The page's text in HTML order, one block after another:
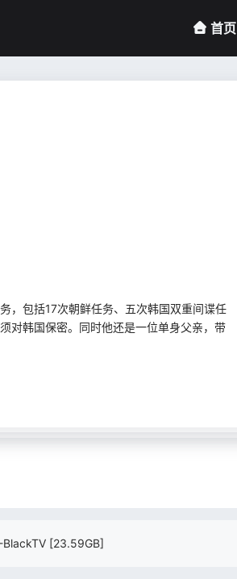
首页
，包括17次朝鲜任务、五次韩国双重间谍任
对韩国保密。同时他还是一位单身父亲，带
[23.59GB]